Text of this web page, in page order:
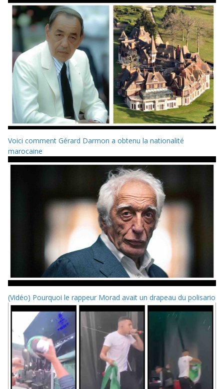
Voici comment Gérard Darmon a obtenu la nationalité
marocaine
(Vidéo) Pourquoi le rappeur Morad avait un drapeau du polisario